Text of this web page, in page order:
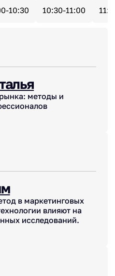
10:30 10:30-11:00
методы и
в маркетинговых
влияют на
исследований.